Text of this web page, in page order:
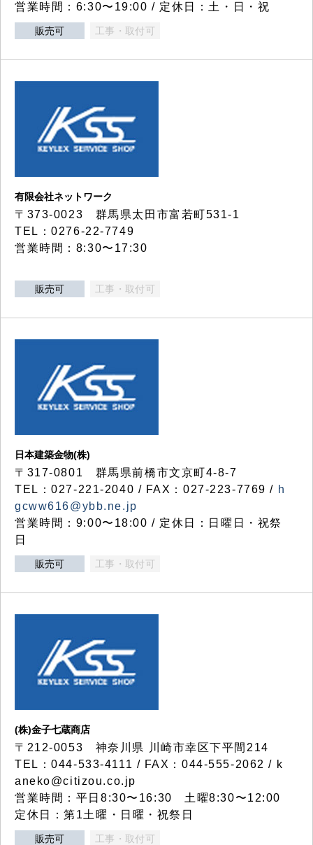
営業時間：6:30〜19:00 / 定休日：土・日・祝
販売可 工事・取付可
有限会社ネットワーク
〒373-0023 群馬県太田市富若町531-1
TEL：0276-22-7749
営業時間：8:30〜17:30
販売可 工事・取付可
日本建築金物(株)
〒317‐0801 群馬県前橋市文京町4-8-7
TEL：027-221-2040 / FAX：027-223-7769 / h
gcww616@ybb.ne.jp
営業時間：9:00〜18:00 / 定休日：日曜日・祝祭
日
販売可 工事・取付可
(株)金子七蔵商店
〒212-0053 神奈川県 川崎市幸区下平間214
TEL：044-533-4111 / FAX：044-555-2062 / k
aneko@citizou.co.jp
営業時間：平日8:30〜16:30 土曜8:30〜12:00
定休日：第1土曜・日曜・祝祭日
販売可 工事・取付可